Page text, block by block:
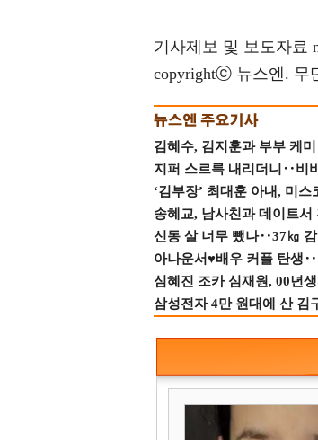
기사제보 및 보도자료
copyrightⓒ 뉴스엔. 무
김혜수, 김지훈과 부부 케미
지퍼 스르륵 내리더니‥비
‘김부장’ 최대훈 아내, 미
송혜교, 남사친과 데이트
신동 살 너무 뺐나‥37㎏
아나운서♥배우 커플 탄생
심혜진 조카 심재원, 00년
삼성전자 4만 원대에 산 김